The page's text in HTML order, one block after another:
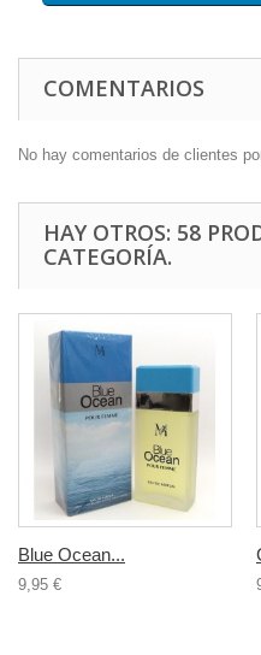
COMENTARIOS
No hay comentarios de clientes
HAY OTROS: 58
CATEGORÍA.
Blue Ocean...
9,95 €